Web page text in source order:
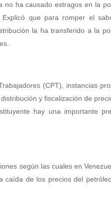
no ha causado estragos en la
que para romper el
la ha transferido a la
(CPT), instancias
y fiscalización de
hay una importante
según las cuales en
de los precios del